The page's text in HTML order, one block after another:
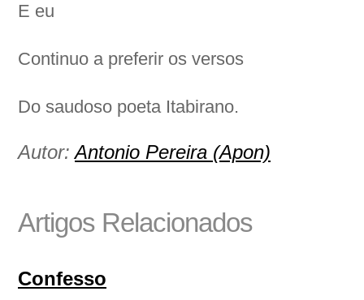
E eu
Continuo a preferir os versos
Do saudoso poeta Itabirano.
Autor:Antonio Pereira (Apon)
Artigos Relacionados
Confesso